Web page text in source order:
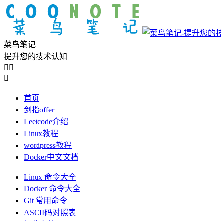
菜鸟笔记
提升您的技术认知
 

首页
剑指offer
Leetcode介绍
Linux教程
wordpress教程
Docker中文文档
Linux 命令大全
Docker 命令大全
Git 常用命令
ASCII码对照表